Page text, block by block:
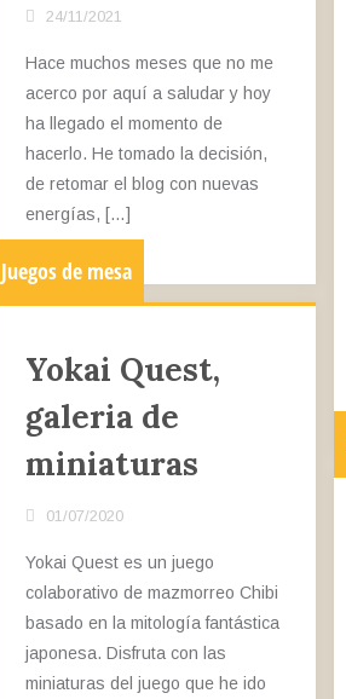
24/11/2021
Hace muchos meses que no me
acerco por aquí a saludar y hoy
ha llegado el momento de
hacerlo. He tomado la decisión,
de retomar el blog con nuevas
energías, […]
Juegos de mesa
Yokai Quest,
galeria de
miniaturas
01/07/2020
Yokai Quest es un juego
colaborativo de mazmorreo Chibi
basado en la mitología fantástica
japonesa. Disfruta con las
miniaturas del juego que he ido